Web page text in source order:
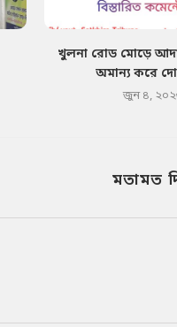
খুলনা রোড মোড়ে
অমান্য করে
জুন ৪,
মতামত